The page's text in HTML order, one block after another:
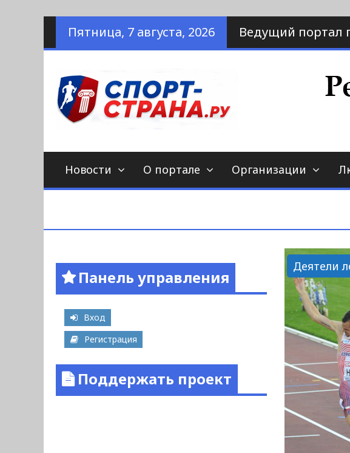
НаверхПятница, 7 августа, 2026 Ведущий портал
Спорт-
портал по
Новости О портале Организации
Деятели
Панель управления
Вход
Регистрация
Поддержать проект